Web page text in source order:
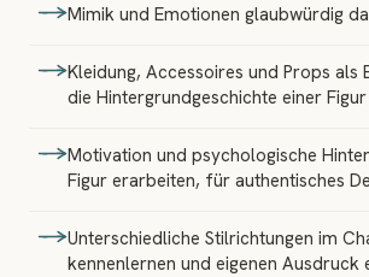
Mimik und Emotionen glaubwürdig
Kleidung, Accessoires und Props
die Hintergrundgeschichte einer
Motivation und psychologische
Figur erarbeiten, für authentisches
Unterschiedliche Stilrichtungen im
kennenlernen und eigenen Ausdruck